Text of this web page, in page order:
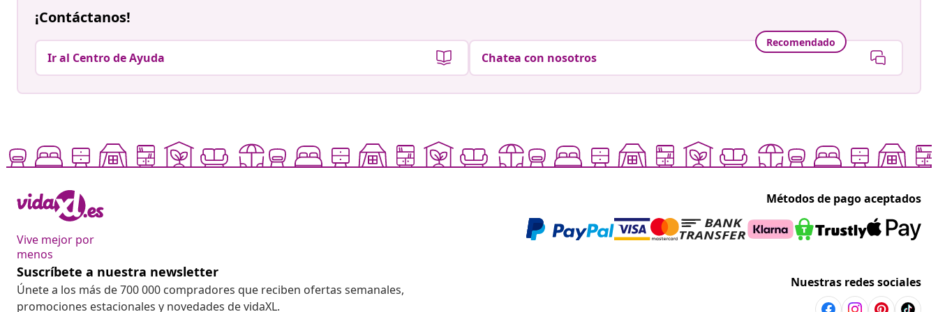
¡Contáctanos!
Ir al Centro de Ayuda
Recomendado
Chatea con nosotros
Vive mejor por
menos
Métodos de pago aceptados
Suscríbete a nuestra newsletter
Únete a los más de 700 000 compradores que reciben ofertas semanales,
promociones estacionales y novedades de vidaXL.
Nuestras redes sociales